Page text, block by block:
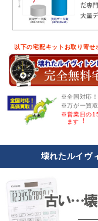
以下の宅配キットお取り寄
※全国対応！
※万が一買
※営業日の
ます︕
壊れたルイヴ